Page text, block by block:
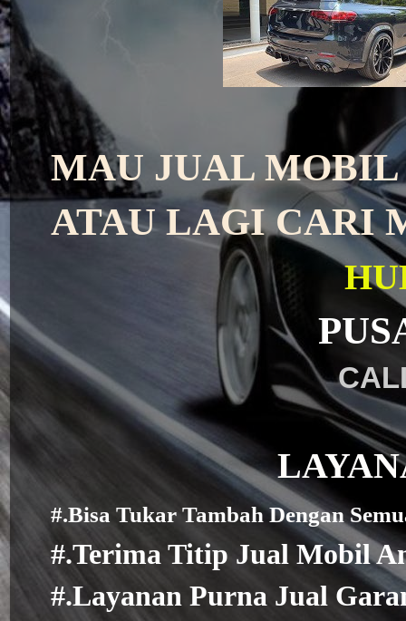
MAU JUAL
ATAU LAGI CARI
#.Bisa Tukar Tambah Dengan
#.Terima Titip Jual Mobil
#.Layanan Purna Jual